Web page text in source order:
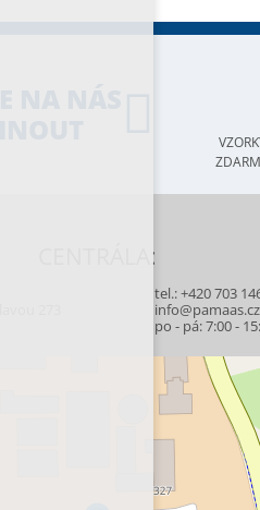
CENTRÁLA:
tel.:+420 703
info@pamaas.cz
po - pá: 7:00 -